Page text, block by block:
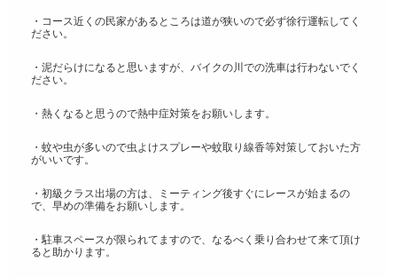
・コース近くの民家があるところは道が狭いので必ず徐行運転してく
ださい。
・泥だらけになると思いますが、バイクの川での洗車は行わないでく
ださい。
・熱くなると思うので熱中症対策をお願いします。
・蚊や虫が多いので虫よけスプレーや蚊取り線香等対策しておいた方
がいいです。
・初級クラス出場の方は、ミーティング後すぐにレースが始まるの
で、早めの準備をお願いします。
・駐車スペースが限られてますので、なるべく乗り合わせて来て頂け
ると助かります。